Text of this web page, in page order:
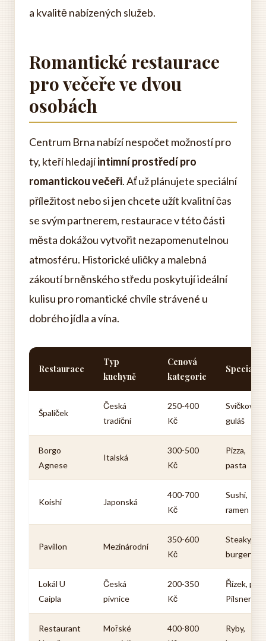
a kvalitě nabízených služeb.
Romantické restaurace
pro večeře ve dvou
osobách
Centrum Brna nabízí nespočet možností pro
ty, kteří hledajíintimní prostředí pro
romantickou večeři. Ať už plánujete speciální
příležitost nebo si jen chcete užít kvalitní čas
se svým partnerem, restaurace v této části
města dokážou vytvořit nezapomenutelnou
atmosféru. Historické uličky a malebná
zákoutí brněnského středu poskytují ideální
kulisu pro romantické chvíle strávené u
dobrého jídla a vína.
Restaurace
Typ
kuchyně
Cenová
kategorie
Specialita
Špalíček
Česká
tradiční
250-400
Kč
Svíčková,
guláš
Borgo
Agnese
Italská
300-500
Kč
Pizza,
pasta
Koishi Japonská
400-700
Kč
Sushi,
ramen
Pavillon Mezinárodní
350-600
Kč
Steaky,
burgery
Lokál U
Caipla
Česká
pivnice
200-350
Kč
Řízek, pivo
Pilsner
Restaurant
Mořské
400-800
Ryby,